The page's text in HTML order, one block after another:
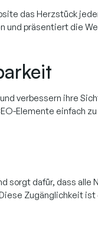
das Herzstück
und präsentiert die
verbessern ihre
Elemente einfach
dafür, dass alle
Zugänglichkeit